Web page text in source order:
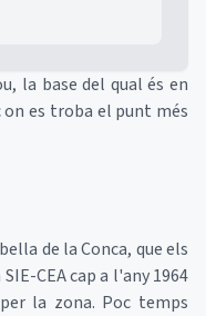
la base del qual és en
es troba el punt més
de la Conca, que els
CEA cap a l'any 1964
la zona. Poc temps